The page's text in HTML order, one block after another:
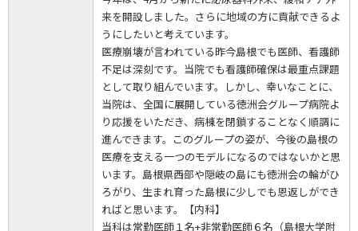
来を開設しました。さらに地域の方に貢献できるよ
うにしたいと考えています。
医療崩壊が言われている昨今島根でも医師、看護師
不足は深刻です。当院でも看護師確保は最重点課題
として取り組んでいます。しかし、幸いなことに、
当院は、全国に展開している徳洲会グループ病院よ
り応援をいただき、病棟を閉鎖することなく順調に
進んできます。このグループの姿が、今後の島根の
医療を支える一つのモデルになるのではないかと思
います。島根県西部や隠岐の島にも徳洲会の輪がひ
ろがり、生まれ育った島根に少しでも恩返しができ
ればと思います。【内科】
当科は常勤医師１名+非常勤医師６名（島根大学附